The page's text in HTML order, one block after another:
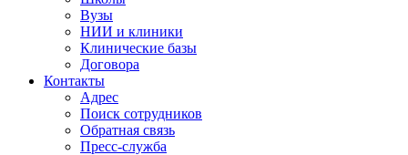
Вузы
НИИ и клиники
Клинические базы
Договора
Контакты
Адрес
Поиск сотрудников
Обратная связь
Пресс-служба